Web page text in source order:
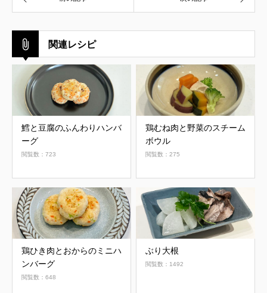
関連レシピ
鱈と豆腐のふんわりハンバ
ーグ
閲覧数：723
鶏むね肉と野菜のスチーム
ボウル
閲覧数：275
鶏ひき肉とおからのミニハ
ンバーグ
閲覧数：648
ぶり大根
閲覧数：1492